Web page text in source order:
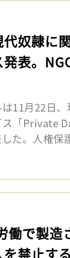
代奴隷に
表。
11月22日
「Private
した。人権
働で製造
禁止す